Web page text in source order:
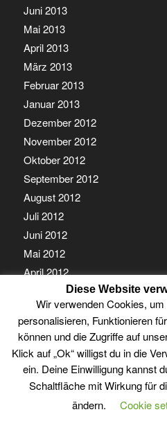
Juni 2013
Mai 2013
April 2013
März 2013
Februar 2013
Januar 2013
Dezember 2012
November 2012
Oktober 2012
September 2012
August 2012
Juli 2012
Juni 2012
Mai 2012
April 2012
März 2012
Februar 2012
Januar 2012
© Copyright - Guben Online
Diese Website
Wir verwenden Cookies,
personalisieren, Funktionieren
können und die Zugriffe auf
Klick auf „Ok“ willigst du in die
ein. Deine Einwilligung kannst
Schaltfläche mit Wirkung für
ändern.
Cookie